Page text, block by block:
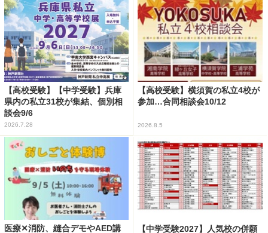
【高校受験】【中学受験】兵庫
県内の私立31校が集結、個別相
談会9/6
2026.7.28
【高校受験】横須賀の私立4校が
参加…合同相談会10/12
2026.8.5
医療✕消防、縫合デモやAED講
【中学受験2027】人気校の併願